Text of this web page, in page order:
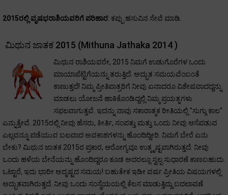
2015ರಲ್ಲಿ ವೃಷಭರಾಶಿಯವರಿಗೆ ಪರಿಹಾರ: ಕಪ್ಪು ಹಸುವಿನ ಸೇವೆ ಮಾಡಿ.
ಮಿಥುನ ಜಾತಕ 2015 (Mithuna Jathaka 2014 )
ಮಿಥುನ ರಾಶಿಯವರೇ, 2015 ನಿಮಗೆ ಉಡುಗೊರೆಗಳ ಒಂದು
ಮಾಯಾಪೆಟ್ಟಿಗೆಯನ್ನು ತರುತ್ತಿದೆ. ಅದ್ಭುತ ಸಮಯವೆಂಬಂತೆ
ಕಾಣುತ್ತದೆ! ನಿಮ್ಮ ಪ್ರೀತಿಪಾತ್ರರಿಗೆ ನೀವು ಏನಾದರೂ ವಿಶೇಷವಾದದ್ದನ್ನು
ಮಾಡಲು ಯೋಜನೆ ಹಾಕಿಕೊಂಡಿದ್ದಲ್ಲಿ ನಿಮ್ಮ ಪ್ರಯತ್ನಗಳು
ಸಫಲವಾಗುತ್ತವೆ. ಇದನ್ನು ನಾವು ಸಕಾರಾತ್ಮಕ ರೀತಿಯಲ್ಲಿ "ಸುಗ್ಗು ಕಾಲ"
ಎನ್ನುತ್ತೇವೆ. 2015ರಲ್ಲಿ ನೀವು ಹೆಸರು, ಕೀರ್ತಿ, ಸಂಪತ್ತು ಮತ್ತು ಒಂದು ನೀವು ಆಸೆಪಡುವ
ಎಲ್ಲವನ್ನೂ ಪಡೆಯುವ ಬಲವಾದ ಅವಕಾಶಗಳನ್ನು ಹೊಂದಿದ್ದೀರಿ. ನಿಮಗೆ ಬೇರೆ ಏನು
ಬೇಕು? ಮಿಥುನ ಜಾತಕ 2015ರ ಪ್ರಕಾರ, ಆರೋಗ್ಯವೂ ಉತ್ಕೃಷ್ಟವಾಗಿರುತ್ತದೆ. ನೀವು
ಒಂದು ಹಳೆಯ ಬೇನೆಯನ್ನು ಹೊಂದಿದ್ದರೂ ಕೂಡ ಅದರಲ್ಲೂ ಸ್ವಲ್ಪ ಸುಧಾರಣೆ ಕಾಣಬಹುದು.
ಒಟ್ಟಾರೆ, ಇದು ಭಾರೀ ಅದೃಷ್ಟದ ಸಮಯ! ಬಹುತೇಕ ಇಡೀ ವರ್ಷ ಪ್ರೀತಿಯ ವಿಷಯಗಳಲ್ಲಿ
ಅದ್ಭುತವಾಗಿರುತ್ತದೆ. ನೀವು ಒಂದು ಸಂಸ್ಥೆಯಯಲ್ಲಿ ಕೆಲಸ ಮಾಡುತ್ತಿದ್ದು ಬದಲಾವಣೆ